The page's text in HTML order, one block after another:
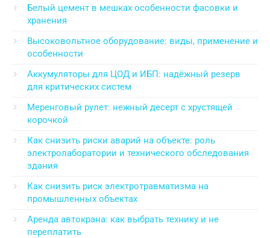
Белый цемент в мешках особенности фасовки и
хранения
Высоковольтное оборудование: виды, применение и
особенности
Аккумуляторы для ЦОД и ИБП: надёжный резерв
для критических систем
Меренговый рулет: нежный десерт с хрустящей
корочкой
Как снизить риски аварий на объекте: роль
электролаборатории и технического обследования
здания
Как снизить риск электротравматизма на
промышленных объектах
Аренда автокрана: как выбрать технику и не
переплатить